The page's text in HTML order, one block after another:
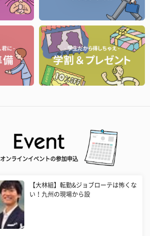
オンラインイベントの参加申込
【大林組】転勤&ジョブローテは怖くな
い！九州の現場から設